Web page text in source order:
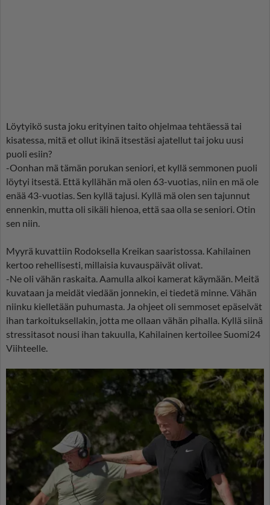
Löytyikö susta joku erityinen taito ohjelmaa tehtäessä tai
kisatessa, mitä et ollut ikinä itsestäsi ajatellut tai joku uusi
puoli esiin?
-Oonhan mä tämän porukan seniori, et kyllä semmonen puoli
löytyi itsestä. Että kyllähän mä olen 63-vuotias, niin en mä ole
enää 43-vuotias. Sen kyllä tajusi. Kyllä mä olen sen tajunnut
ennenkin, mutta oli sikäli hienoa, että saa olla se seniori. Otin
sen niin.
Myyrä kuvattiin Rodoksella Kreikan saaristossa. Kahilainen
kertoo rehellisesti, millaisia kuvauspäivät olivat.
-Ne oli vähän raskaita. Aamulla alkoi kamerat käymään. Meitä
kuvataan ja meidät viedään jonnekin, ei tiedetä minne. Vähän
niinku kielletään puhumasta. Ja ohjeet oli semmoset epäselvät
ihan tarkoituksellakin, jotta me ollaan vähän pihalla. Kyllä siinä
stressitasot nousi ihan takuulla, Kahilainen kertoilee Suomi24
Viihteelle.